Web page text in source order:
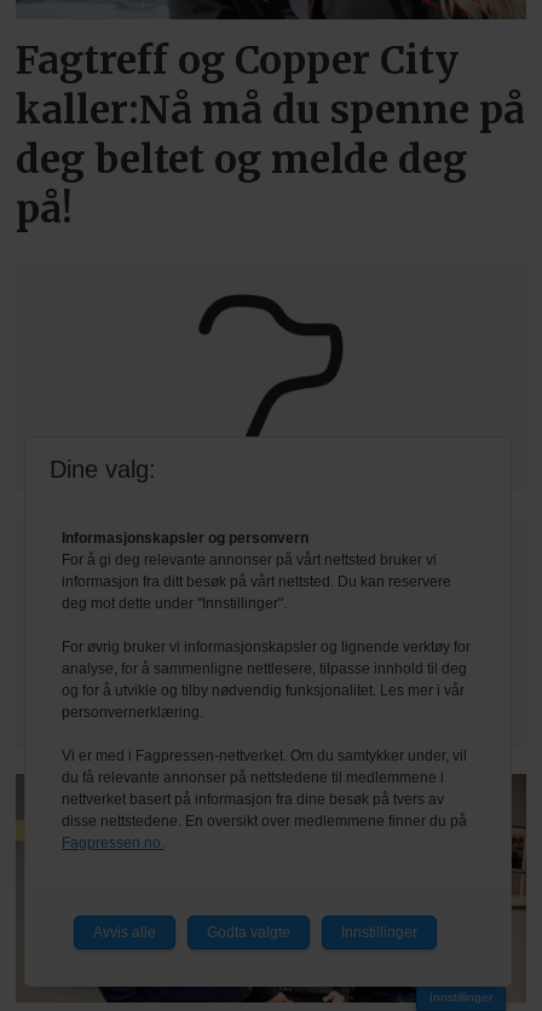
Fagtreff og Copper City
kaller:Nå må du spenne på
deg beltet og melde deg
på!
Innstillinger
Dine valg:
Informasjonskapsler og personvern
For å gi deg relevante annonser på vårt nettsted bruker vi
informasjon fra ditt besøk på vårt nettsted. Du kan reservere
deg mot dette under "Innstillinger".
For øvrig bruker vi informasjonskapsler og lignende verktøy for
analyse, for å sammenligne nettlesere, tilpasse innhold til deg
og for å utvikle og tilby nødvendig funksjonalitet. Les mer i vår
personvernerklæring.
Vi er med i Fagpressen-nettverket. Om du samtykker under, vil
du få relevante annonser på nettstedene til medlemmene i
nettverket basert på informasjon fra dine besøk på tvers av
disse nettstedene. En oversikt over medlemmene finner du på
Fagpressen.no.
Avvis alle Godta valgte Innstillinger